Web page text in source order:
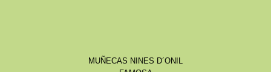
MUÑECAS NINES D´ONIL